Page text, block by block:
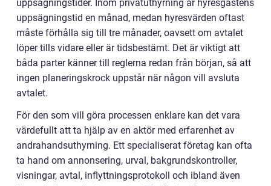
uppsägningstider. Inom privatuthyrning är hyresgästens
uppsägningstid en månad, medan hyresvärden oftast
måste förhålla sig till tre månader, oavsett om avtalet
löper tills vidare eller är tidsbestämt. Det är viktigt att
båda parter känner till reglerna redan från början, så att
ingen planeringskrock uppstår när någon vill avsluta
avtalet.
För den som vill göra processen enklare kan det vara
värdefullt att ta hjälp av en aktör med erfarenhet av
andrahandsuthyrning. Ett specialiserat företag kan ofta
ta hand om annonsering, urval, bakgrundskontroller,
visningar, avtal, inflyttningsprotokoll och ibland även